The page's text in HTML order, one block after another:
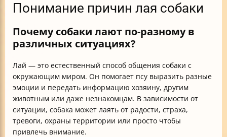
Понимание причин лая собаки
Почему собаки лают по-разному в
различных ситуациях?
Лай — это естественный способ общения собаки с
окружающим миром. Он помогает псу выразить разные
эмоции и передать информацию хозяину, другим
животным или даже незнакомцам. В зависимости от
ситуации, собака может лаять от радости, страха,
тревоги, охраны территории или просто чтобы
привлечь внимание.